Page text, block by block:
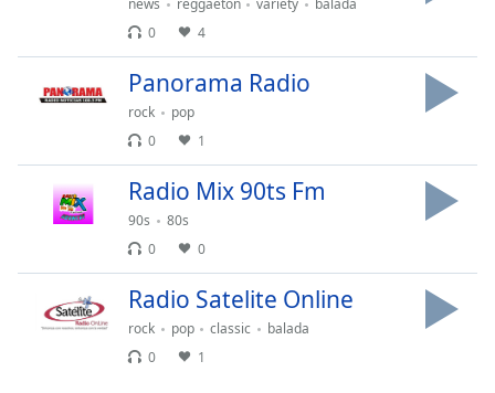
Opacity
Text
Background
Opacity
news reggaeton variety
balada
0
4
Panorama Radio
rock
pop
0
1
Radio Mix 90ts Fm
90s
80s
0
0
Radio Satelite Online
rock pop classic
balada
0
1